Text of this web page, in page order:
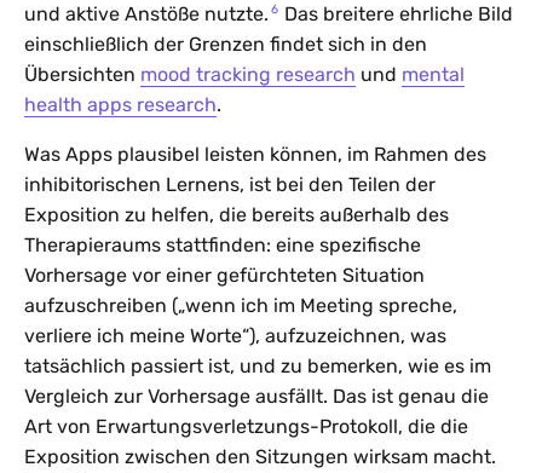
und aktive Anstöße nutzte. 6 Das breitere ehrliche Bild
einschließlich der Grenzen findet sich in den
Übersichten mood tracking research und mental
health apps research.
Was Apps plausibel leisten können, im Rahmen des
inhibitorischen Lernens, ist bei den Teilen der
Exposition zu helfen, die bereits außerhalb des
Therapieraums stattfinden: eine spezifische
Vorhersage vor einer gefürchteten Situation
aufzuschreiben („wenn ich im Meeting spreche,
verliere ich meine Worte“), aufzuzeichnen, was
tatsächlich passiert ist, und zu bemerken, wie es im
Vergleich zur Vorhersage ausfällt. Das ist genau die
Art von Erwartungsverletzungs-Protokoll, die die
Exposition zwischen den Sitzungen wirksam macht.